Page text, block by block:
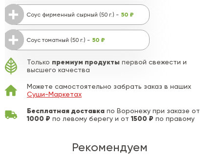
Соус фирменный сырный (50 г.) - 50 ₽
Соус томатный (50 г.) - 50 ₽
Только премиум продукты первой свежести и
высшего качества
Можете самостоятельно забрать заказ в наших
Суши-Маркетах
Бесплатная доставка по Воронежу при заказе от
1000 ₽ по левому берегу и от1500 ₽ по правому
Рекомендуем